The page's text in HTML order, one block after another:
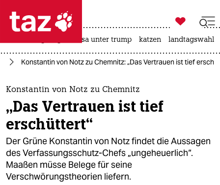
 taz zahl ich
taz zahl ich
themen
politik
öko
gesellschaft
kultur

taz zahl ich
usa unter trump katzen landtagswahl
Konstantin von Notz zu Chemnitz: „Das Vertrauen ist tief
Konstantin von Notz zu Chemnitz
„Das Vertrauen ist tief
erschüttert“
Der Grüne Konstantin von Notz findet die Aussagen
des Verfassungsschutz-Chefs „ungeheuerlich“.
Maaßen müsse Belege für seine
Verschwörungstheorien liefern.